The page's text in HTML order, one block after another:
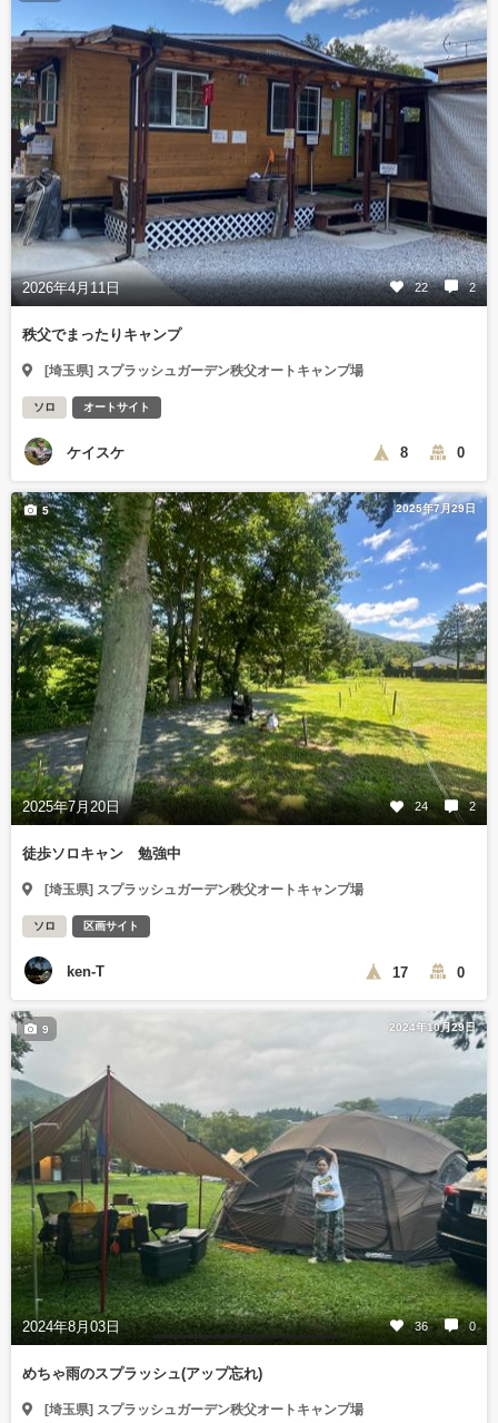
2026年4月11日 22 2
秩父でまったりキャンプ
[埼玉県] スプラッシュガーデン秩父オートキャンプ場
ソロ オートサイト
ケイスケ 8 0
2025年7月29日
2025年7月20日 24 2
5
徒歩ソロキャン 勉強中
[埼玉県] スプラッシュガーデン秩父オートキャンプ場
ソロ 区画サイト
ken-T 17 0
2024年10月29日
2024年8月03日 36 0
9
めちゃ雨のスプラッシュ(アップ忘れ)
[埼玉県] スプラッシュガーデン秩父オートキャンプ場